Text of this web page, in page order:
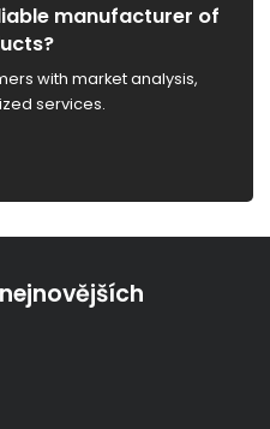
manufacturer of
with market analysis,
services.